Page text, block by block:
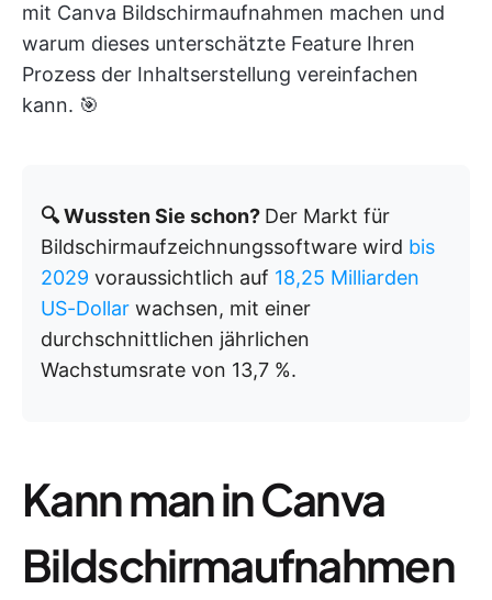
mit Canva Bildschirmaufnahmen machen und
warum dieses unterschätzte Feature Ihren
Prozess der Inhaltserstellung vereinfachen
kann. 🎯
🔍 Wussten Sie schon? Der Markt für
Bildschirmaufzeichnungssoftware wird bis
2029 voraussichtlich auf 18,25 Milliarden
US-Dollar wachsen, mit einer
durchschnittlichen jährlichen
Wachstumsrate von 13,7 %.
Kann man in Canva
Bildschirmaufnahmen